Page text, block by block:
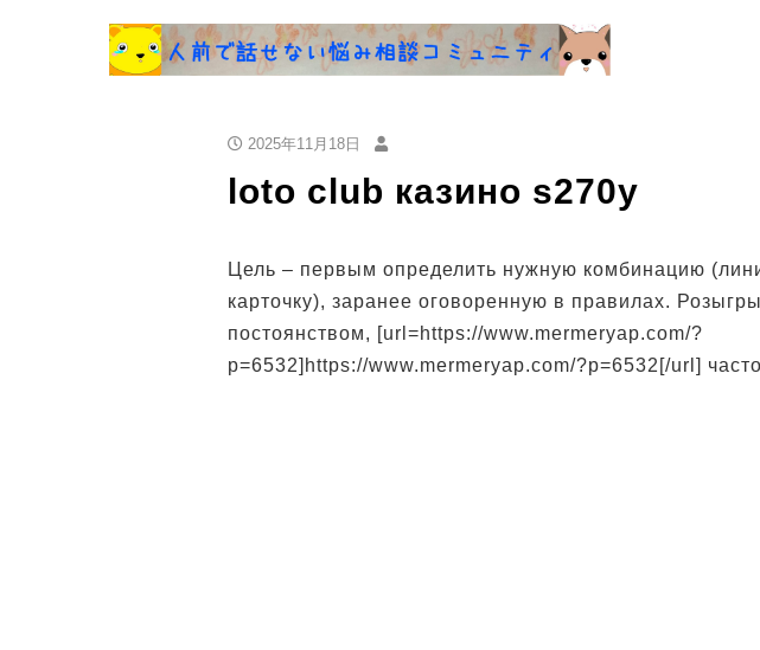
2025年11月18日
loto club казино s270y
Цель – первым определить нужную комбинацию
карточку), заранее оговоренную в правилах.
постоянством, [url=https://www.mermeryap.com/?
p=6532]https://www.mermeryap.com/?p=6532[/url]